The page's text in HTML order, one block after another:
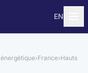
EN
›France›Hauts